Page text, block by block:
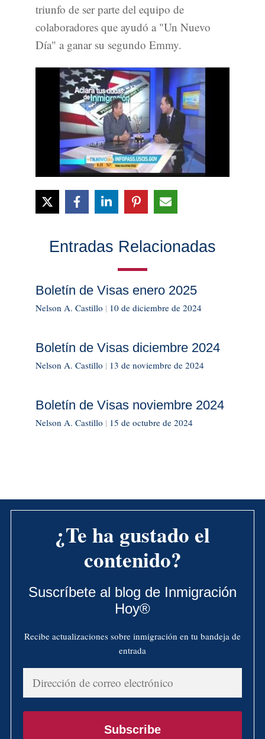
triunfo de ser parte del equipo de
colaboradores que ayudó a "Un Nuevo
Día" a ganar su segundo Emmy.
Entradas Relacionadas
Boletín de Visas enero 2025
Nelson A. Castillo | 10 de diciembre de 2024
Boletín de Visas diciembre 2024
Nelson A. Castillo | 13 de noviembre de 2024
Boletín de Visas noviembre 2024
Nelson A. Castillo | 15 de octubre de 2024
¿Te ha gustado el
contenido?
Suscríbete al blog de Inmigración
Hoy®
Recibe actualizaciones sobre inmigración en tu bandeja de
entrada
Dirección
de
correo
Subscribe